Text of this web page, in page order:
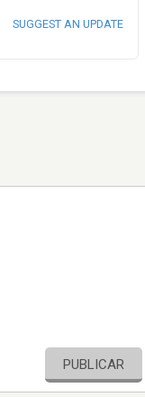
SUGGEST AN UPDATE
PUBLICAR